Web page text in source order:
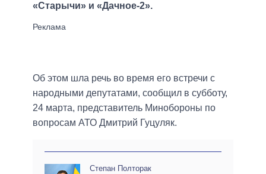
«Старычи» и «Дачное-2».
Об этом шла речь во время его встречи с
народными депутатами, сообщил в субботу,
24 марта, представитель Минобороны по
вопросам АТО Дмитрий Гуцуляк.
Степан Полторак